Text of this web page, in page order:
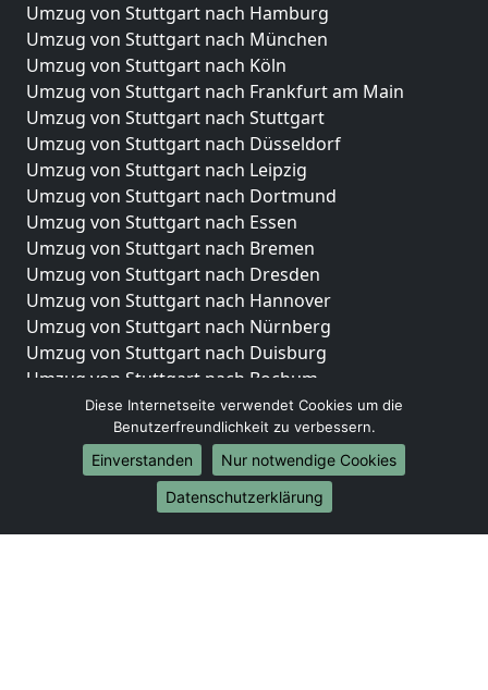
Umzug von Stuttgart nach Hamburg
Umzug von Stuttgart nach München
Umzug von Stuttgart nach Köln
Umzug von Stuttgart nach Frankfurt am Main
Umzug von Stuttgart nach Stuttgart
Umzug von Stuttgart nach Düsseldorf
Umzug von Stuttgart nach Leipzig
Umzug von Stuttgart nach Dortmund
Umzug von Stuttgart nach Essen
Umzug von Stuttgart nach Bremen
Umzug von Stuttgart nach Dresden
Umzug von Stuttgart nach Hannover
Umzug von Stuttgart nach Nürnberg
Umzug von Stuttgart nach Duisburg
Umzug von Stuttgart nach Bochum
Umzug von Stuttgart nach Wuppertal
Umzug von Stuttgart nach Bielefeld
Umzug von Stuttgart nach Bonn
Umzug von Stuttgart nach Münster
Diese Internetseite verwendet Cookies um die
Benutzerfreundlichkeit zu verbessern.
Einverstanden
Nur notwendige Cookies
Datenschutzerklärung